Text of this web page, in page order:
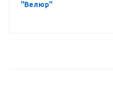
"Велюр"